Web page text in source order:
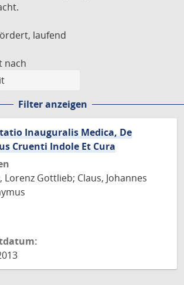
laufend
nach
Filter anzeigen
Inauguralis Medica, De
Cruenti Indole Et Cura
Lorenz Gottlieb; Claus, Johannes